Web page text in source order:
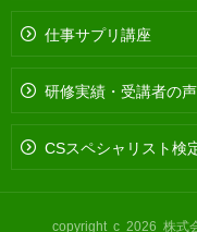
仕事サプリ講座
研修実績・受講者の声
CSスペシャリスト検
copyright c 2026 株式